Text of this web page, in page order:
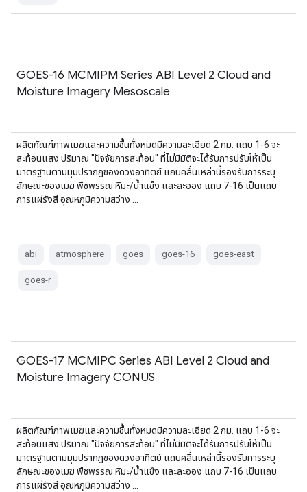
GOES-16 MCMIPM Series ABI Level 2 Cloud and
Moisture Imagery Mesoscale
ผลิตภัณฑ์ภาพเมฆและความชื้นทั้งหมดมีความละเอียด 2 กม. แถบ 1-6 จะ
สะท้อนแสง ปริมาณ "ปัจจัยการสะท้อน" ที่ไม่มีมิติจะได้รับการปรับให้เป็น
มาตรฐานตามมุมปรากฏของดวงอาทิตย์ แถบคลื่นเหล่านี้รองรับการระบุ
ลักษณะของเมฆ พืชพรรณ หิมะ/น้ำแข็ง และละออง แถบ 7-16 เป็นแถบ
การแผ่รังสี อุณหภูมิความสว่าง …
abi atmosphere goes goes-16 goes-east
goes-r
GOES-17 MCMIPC Series ABI Level 2 Cloud and
Moisture Imagery CONUS
ผลิตภัณฑ์ภาพเมฆและความชื้นทั้งหมดมีความละเอียด 2 กม. แถบ 1-6 จะ
สะท้อนแสง ปริมาณ "ปัจจัยการสะท้อน" ที่ไม่มีมิติจะได้รับการปรับให้เป็น
มาตรฐานตามมุมปรากฏของดวงอาทิตย์ แถบคลื่นเหล่านี้รองรับการระบุ
ลักษณะของเมฆ พืชพรรณ หิมะ/น้ำแข็ง และละออง แถบ 7-16 เป็นแถบ
การแผ่รังสี อุณหภูมิความสว่าง …